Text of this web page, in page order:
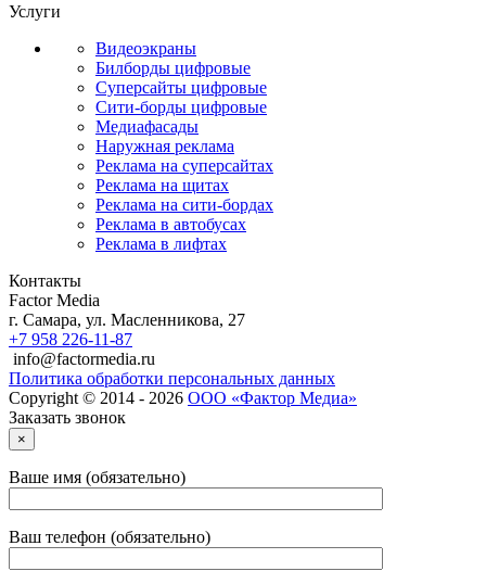
Услуги
Видеоэкраны
Билборды цифровые
Суперсайты цифровые
Сити-борды цифровые
Медиафасады
Наружная реклама
Реклама на суперсайтах
Реклама на щитах
Реклама на сити-бордах
Реклама в автобусах
Реклама в лифтах
Контакты
Factor Media
г. Самара, ул. Масленникова, 27
+7 958 226-11-87
info@factormedia.ru
Политика обработки персональных данных
Copyright © 2014 - 2026 ООО «Фактор Медиа»
Заказать звонок
×
Ваше имя (обязательно)
Ваш телефон (обязательно)